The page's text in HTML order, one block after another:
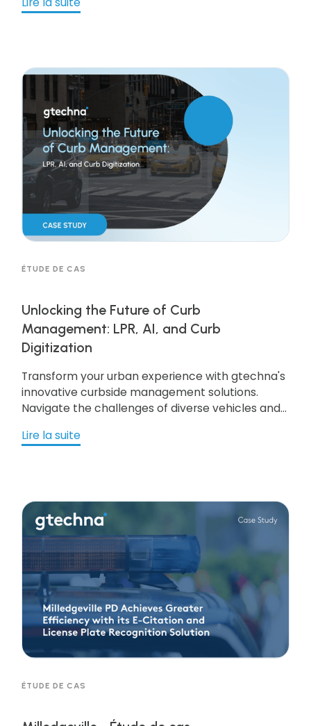
ÉTUDE DE CAS
Unlocking the Future of Curb
Management: LPR, AI, and Curb
Digitization
Transform your urban experience with gtechna's
innovative curbside management solutions.
Navigate the challenges of diverse vehicles and
ensuring efficient enforcement, seamless citizen
tailored to meet the dynamic needs of modern
cities.
Lire la suite
ÉTUDE DE CAS